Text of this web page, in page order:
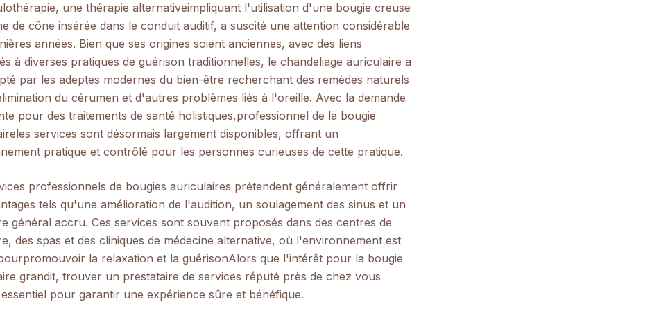
une thérapie alternativeimpliquant l'utilisation d'une bougie creuse
de cône insérée dans le conduit auditif, a suscité une attention considérable
années. Bien que ses origines soient anciennes, avec des liens
à diverses pratiques de guérison traditionnelles, le chandeliage auriculaire a
par les adeptes modernes du bien-être recherchant des remèdes naturels
du cérumen et d'autres problèmes liés à l'oreille. Avec la demande
pour des traitements de santé holistiques,professionnel de la bougie
les services sont désormais largement disponibles, offrant un
pratique et contrôlé pour les personnes curieuses de cette pratique.
professionnels de bougies auriculaires prétendent généralement offrir
tels qu'une amélioration de l'audition, un soulagement des sinus et un
général accru. Ces services sont souvent proposés dans des centres de
des spas et des cliniques de médecine alternative, où l'environnement est
promouvoir la relaxation et la guérisonAlors que l'intérêt pour la bougie
grandit, trouver un prestataire de services réputé près de chez vous
pour garantir une expérience sûre et bénéfique.